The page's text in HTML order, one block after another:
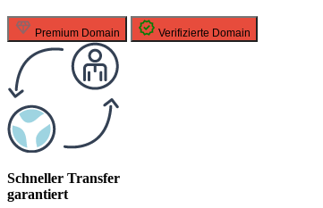
Premium Domain Verifizierte Domain
Schneller Transfer
garantiert